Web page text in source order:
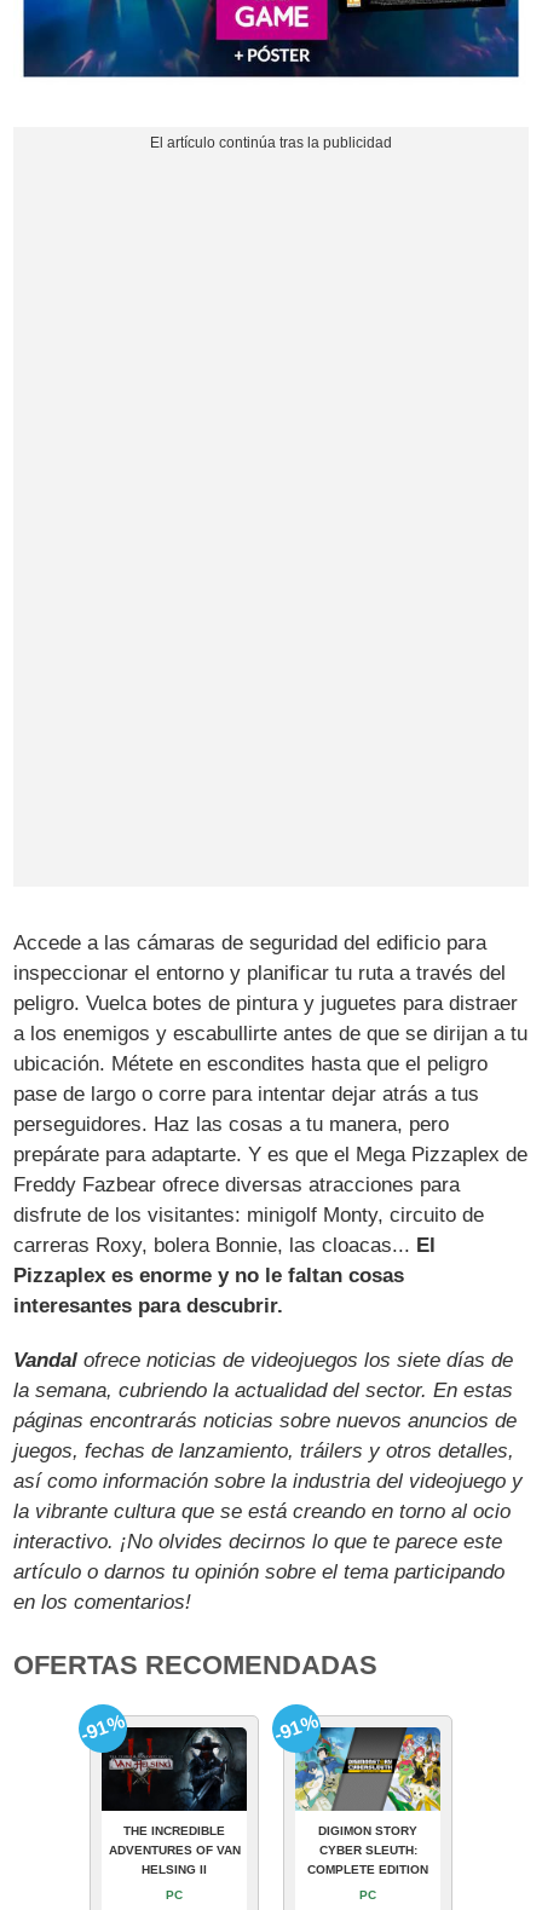
Accede a las cámaras de seguridad del edificio para
inspeccionar el entorno y planificar tu ruta a través del
peligro. Vuelca botes de pintura y juguetes para distraer
a los enemigos y escabullirte antes de que se dirijan a tu
ubicación. Métete en escondites hasta que el peligro
pase de largo o corre para intentar dejar atrás a tus
perseguidores. Haz las cosas a tu manera, pero
prepárate para adaptarte. Y es que el Mega Pizzaplex de
Freddy Fazbear ofrece diversas atracciones para
disfrute de los visitantes: minigolf Monty, circuito de
carreras Roxy, bolera Bonnie, las cloacas... El
Pizzaplex es enorme y no le faltan cosas
interesantes para descubrir.
Vandal ofrece noticias de videojuegos los siete días de
la semana, cubriendo la actualidad del sector. En estas
páginas encontrarás noticias sobre nuevos anuncios de
juegos, fechas de lanzamiento, tráilers y otros detalles,
así como información sobre la industria del videojuego y
la vibrante cultura que se está creando en torno al ocio
interactivo. ¡No olvides decirnos lo que te parece este
artículo o darnos tu opinión sobre el tema participando
en los comentarios!
OFERTAS RECOMENDADAS
THE INCREDIBLE
ADVENTURES OF VAN
HELSING II
PC
-91%
DIGIMON STORY
CYBER SLEUTH:
COMPLETE EDITION
PC
-91%